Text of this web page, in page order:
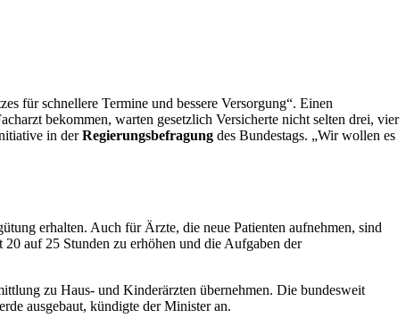
für schnellere Termine und bessere Versorgung“. Einen
bekommen, warten gesetzlich Versicherte nicht selten drei, vier
in derRegierungsbefragung des Bundestags. „Wir wollen es
erhalten. Auch für Ärzte, die neue Patienten aufnehmen, sind
auf 25 Stunden zu erhöhen und die Aufgaben der
zu Haus- und Kinderärzten übernehmen. Die bundesweit
ausgebaut, kündigte der Minister an.